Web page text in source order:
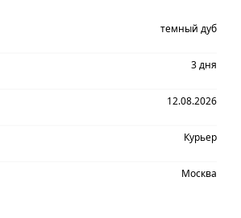
темный дуб
3 дня
12.08.2026
Курьер
Москва